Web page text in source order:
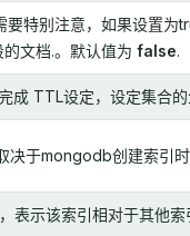
特别注意，如果设置为
文档.。默认值为 false.
成 TTL设定，设定集合的
决于mongodb创建索引时
示该索引相对于其他索